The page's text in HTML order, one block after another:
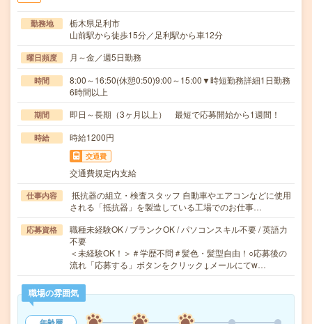
勤務地
栃木県足利市
山前駅から徒歩15分／足利駅から車12分
曜日頻度 月～金／週5日勤務
時間
8:00～16:50(休憩0:50)9:00～15:00▼時短勤務詳細1日勤務
6時間以上
期間 即日～長期（3ヶ月以上） 最短で応募開始から1週間！
時給 時給1200円
交通費
交通費規定内支給
仕事内容
抵抗器の組立・検査スタッフ 自動車やエアコンなどに使用
される「抵抗器」を製造している工場でのお仕事…
応募資格
職種未経験OK / ブランクOK / パソコンスキル不要 / 英語力
不要
＜未経験OK！＞＃学歴不問＃髪色・髪型自由！○応募後の
流れ「応募する」ボタンをクリック↓メールにてw…
職場の雰囲気